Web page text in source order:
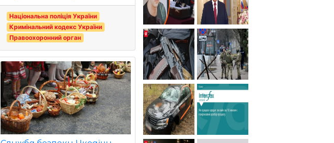
Національна поліція України
Кримінальний кодекс України
Правоохоронний орган